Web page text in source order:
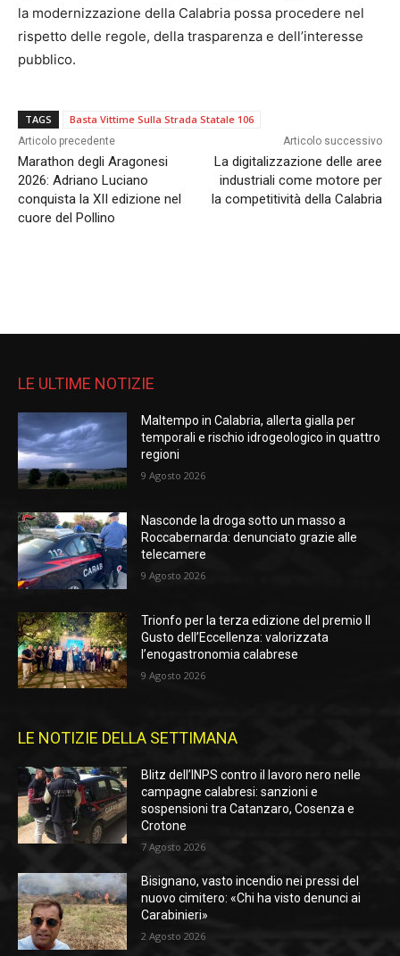
la modernizzazione della Calabria possa procedere nel
rispetto delle regole, della trasparenza e dell’interesse
pubblico.
TAGS Basta Vittime Sulla Strada Statale 106
Articolo precedente
Marathon degli Aragonesi
2026: Adriano Luciano
conquista la XII edizione nel
cuore del Pollino
Articolo successivo
La digitalizzazione delle aree
industriali come motore per
la competitività della Calabria
LE ULTIME NOTIZIE
Maltempo in Calabria, allerta gialla per
temporali e rischio idrogeologico in quattro
regioni
9 Agosto 2026
Nasconde la droga sotto un masso a
Roccabernarda: denunciato grazie alle
telecamere
9 Agosto 2026
Trionfo per la terza edizione del premio Il
Gusto dell’Eccellenza: valorizzata
l’enogastronomia calabrese
9 Agosto 2026
LE NOTIZIE DELLA SETTIMANA
Blitz dell’INPS contro il lavoro nero nelle
campagne calabresi: sanzioni e
sospensioni tra Catanzaro, Cosenza e
Crotone
7 Agosto 2026
Bisignano, vasto incendio nei pressi del
nuovo cimitero: «Chi ha visto denunci ai
Carabinieri»
2 Agosto 2026